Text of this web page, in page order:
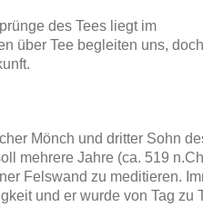
des Tees liegt im
über Tee begleiten uns,
Mönch und dritter Sohn
mehrere Jahre (ca. 519
Felswand zu meditieren.
und er wurde von Tag zu